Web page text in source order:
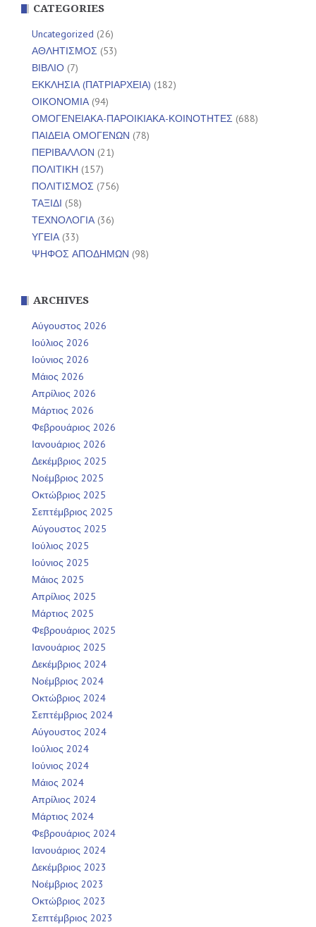
CATEGORIES
Uncategorized (26)
ΑΘΛΗΤΙΣΜΟΣ (53)
ΒΙΒΛΙΟ (7)
ΕΚΚΛΗΣΙΑ (ΠΑΤΡΙΑΡΧΕΙΑ) (182)
ΟΙΚΟΝΟΜΙΑ(94)
ΟΜΟΓΕΝΕΙΑΚΑ-ΠΑΡΟΙΚΙΑΚΑ-ΚΟΙΝΟΤΗΤΕΣ (688)
ΠΑΙΔΕΙΑ ΟΜΟΓΕΝΩΝ (78)
ΠΕΡΙΒΑΛΛΟΝ (21)
ΠΟΛΙΤΙΚΗ (157)
ΠΟΛΙΤΙΣΜΟΣ (756)
ΤΑΞΙΔΙ (58)
ΤΕΧΝΟΛΟΓΙΑ(36)
ΥΓΕΙΑ(33)
ΨΗΦΟΣ ΑΠΟΔΗΜΩΝ (98)
ARCHIVES
Αύγουστος 2026
Ιούλιος 2026
Ιούνιος 2026
Μάιος 2026
Απρίλιος 2026
Μάρτιος 2026
Φεβρουάριος 2026
Ιανουάριος 2026
Δεκέμβριος 2025
Νοέμβριος 2025
Οκτώβριος 2025
Σεπτέμβριος 2025
Αύγουστος 2025
Ιούλιος 2025
Ιούνιος 2025
Μάιος 2025
Απρίλιος 2025
Μάρτιος 2025
Φεβρουάριος 2025
Ιανουάριος 2025
Δεκέμβριος 2024
Νοέμβριος 2024
Οκτώβριος 2024
Σεπτέμβριος 2024
Αύγουστος 2024
Ιούλιος 2024
Ιούνιος 2024
Μάιος 2024
Απρίλιος 2024
Μάρτιος 2024
Φεβρουάριος 2024
Ιανουάριος 2024
Δεκέμβριος 2023
Νοέμβριος 2023
Οκτώβριος 2023
Σεπτέμβριος 2023